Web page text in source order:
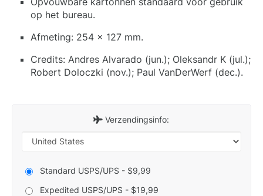
op het bureau.
Afmeting: 254 x 127 mm.
Credits: Andres Alvarado (jun.); Oleksandr K (jul.);
Robert Doloczki (nov.); Paul VanDerWerf (dec.).
Verzendingsinfo:
Standard USPS/UPS - $9,99
Expedited USPS/UPS - $19,99